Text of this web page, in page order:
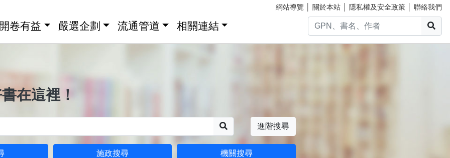
網站導覽 關於本站 隱私權及安全政策 聯絡我們
卷有益 嚴選企劃 流通管道 相關連結
在這裡！
進階搜尋
施政搜尋 機關搜尋